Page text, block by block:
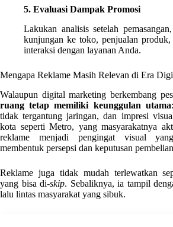
5. Evaluasi Dampak Promosi
Lakukan analisis setelah
kunjungan ke toko, penjualan produk,
interaksi dengan layanan Anda.
Mengapa Reklame Masih Relevan di Era
Walaupun digital marketing berkembang
ruang tetap memiliki keunggulan utama
tidak tergantung jaringan, dan impresi
kota seperti Metro, yang masyarakatnya
reklame menjadi pengingat visual
membentuk persepsi dan keputusan
Reklame juga tidak mudah terlewatkan
yang bisa di-skip. Sebaliknya, ia tampil
lalu lintas masyarakat yang sibuk.